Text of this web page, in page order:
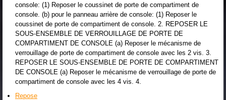
console: (1) Reposer le coussinet de porte de compartiment de
console. (b) pour le panneau arrière de console: (1) Reposer le
coussinet de porte de compartiment de console. 2. REPOSER LE
SOUS-ENSEMBLE DE VERROUILLAGE DE PORTE DE
COMPARTIMENT DE CONSOLE (a) Reposer le mécanisme de
verrouillage de porte de compartiment de console avec les 2 vis. 3.
REPOSER LE SOUS-ENSEMBLE DE PORTE DE COMPARTIMENT
DE CONSOLE (a) Reposer le mécanisme de verrouillage de porte de
compartiment de console avec les 4 vis. 4.
Repose